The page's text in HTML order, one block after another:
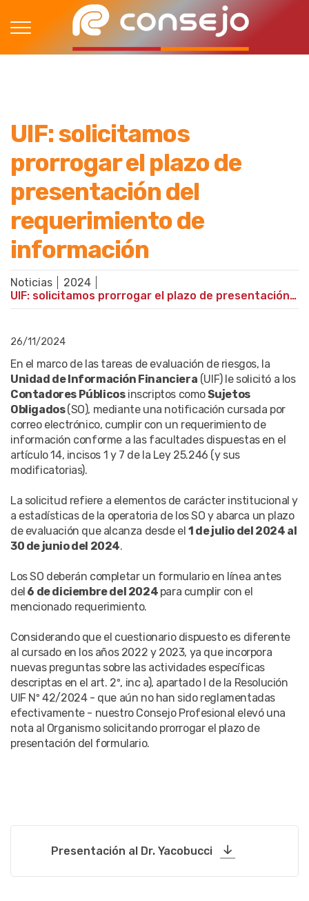
UIF: solicitamos
prorrogar el plazo de
presentación del
requerimiento de
información
Noticias
2024
UIF: solicitamos prorrogar el plazo de presentación del requerimiento de información
26/11/2024
En el marco de las tareas de evaluación de riesgos, la
Unidad de Información Financiera (UIF) le solicitó a los
Contadores Públicosinscriptos comoSujetos
Obligados(SO), mediante una notificación cursada por
correo electrónico, cumplir con un requerimiento de
información conforme a las facultades dispuestas en el
artículo 14, incisos 1 y 7 de la Ley 25.246 (y sus
modificatorias).
La solicitud refiere a elementos de carácter institucional y
a estadísticas de la operatoria de los SO y abarca un plazo
de evaluación que alcanza desde el1 de julio del 2024 al
30 de junio del 2024.
Los SO deberán completar un formulario en línea antes
del 6 de diciembre del 2024 para cumplir con el
mencionado requerimiento.
Considerando que el cuestionario dispuesto es diferente
al cursado en los años 2022 y 2023, ya que incorpora
nuevas preguntas sobre las actividades específicas
descriptas en el art. 2º, inc a), apartado I de la Resolución
UIF Nº 42/2024 - que aún no han sido reglamentadas
efectivamente - nuestro Consejo Profesional elevó una
nota al Organismo solicitando prorrogar el plazo de
presentación del formulario.
Presentación al Dr. Yacobucci